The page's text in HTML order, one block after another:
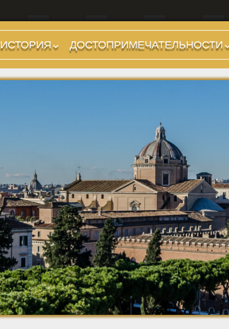
ИСТОРИЯ
Предыстория
Царский период
Империя. Принципат
(27 г до н.э. — 284 г
н.э.)
Империя. Доминат
(284-476 гг)
Темные Века. Готы
Темные Века.
Экзархат
Средневековье
Возрождение и
Барокко
ДОСТОПРИМЕЧАТЕЛЬНОСТИ
Холмы и остров.
Районы
Стадионы, Термы
Дохристианские
храмы
Христианские храмы,
базилики etc.
Дворцы
Арки, колонны и
обелиски
Фонтаны